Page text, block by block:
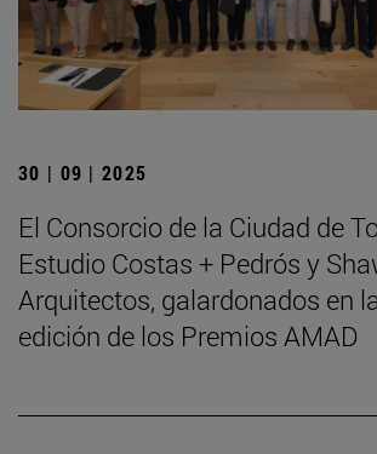
30 | 09 | 2025
El Consorcio de la Ciudad de
Estudio Costas + Pedrós y
Arquitectos, galardonados en
edición de los Premios AMAD